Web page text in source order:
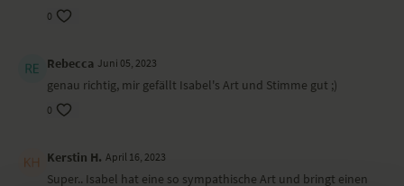
0
Rebecca Juni 05, 2023
genau richtig, mir gefällt Isabel's Art und Stimme gut ;)
0
Kerstin H. April 16, 2023
Super.. Isabel hat eine so sympathische Art und bringt einen